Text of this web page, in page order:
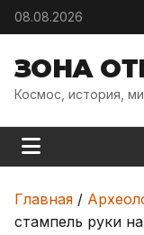
Skip to content
08.08.2026
ЗОНА
Космос, история,
Главная /
стампель руки